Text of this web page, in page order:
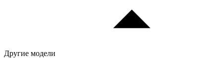
Другие модели